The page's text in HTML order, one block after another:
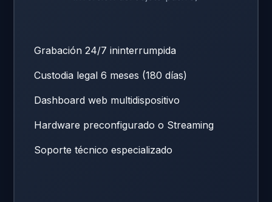
Grabación 24/7 ininterrumpida
Custodia legal 6 meses (180 días)
Dashboard web multidispositivo
Hardware preconfigurado o Streaming
Soporte técnico especializado